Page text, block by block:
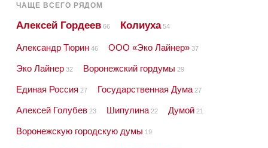
ЧАЩЕ ВСЕГО РЯДОМ
Алексей Гордеев 66 Колиуха54
Александр Тюрин 46 ООО «Эко Лайнер» 37
Эко Лайнер 32 Воронежский гордумы 29
Единая Россия 27 Государственная Дума 27
Алексей Голубев 23 Шипулина 22 Думой 21
Воронежскую городскую думы 19